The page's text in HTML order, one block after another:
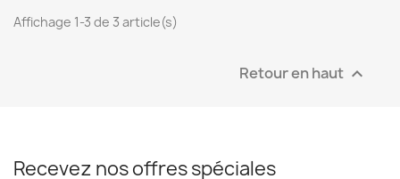
Affichage 1-3 de 3 article(s)
Retour en haut 
Recevez nos offres spéciales